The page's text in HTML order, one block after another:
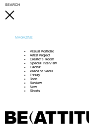
SEARCH
MAGAZINE
Visual Portfolio
Artist Project
Creator’s Room
Special Interview
Gacha!
Piece of Seoul
Essay
Toon
Review
Now
Shorts